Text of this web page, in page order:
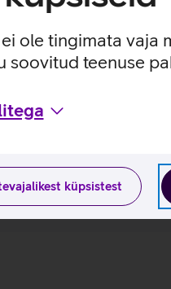
ole tingimata vaja
teenuse
küpsistest